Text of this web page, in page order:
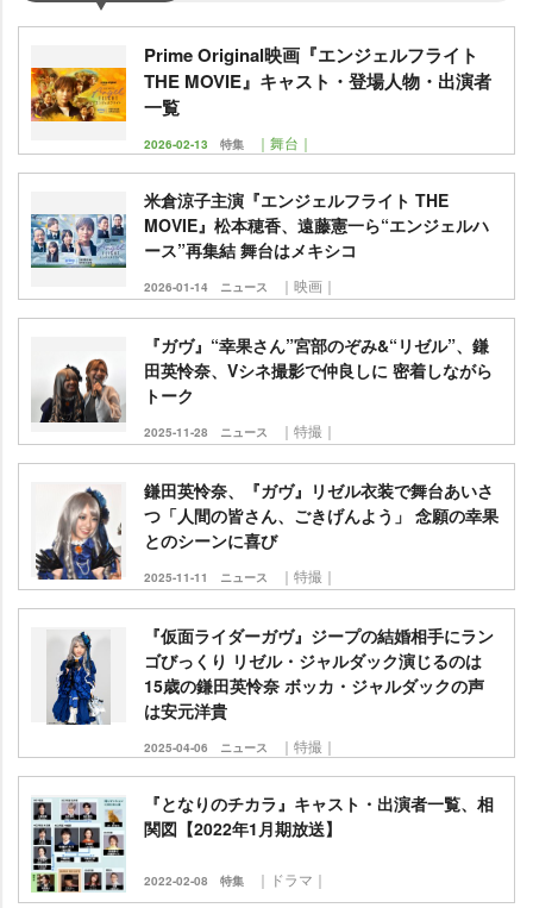
Prime Original映画『エンジェルフライト
THE MOVIE』キャスト・登場人物・出演者
一覧
2026-02-13 特集 ｜舞台｜
米倉涼子主演『エンジェルフライト THE
MOVIE』松本穂香、遠藤憲一ら“エンジェルハ
ース”再集結 舞台はメキシコ
2026-01-14 ニュース ｜映画｜
『ガヴ』“幸果さん”宮部のぞみ&“リゼル”、鎌
田英怜奈、Vシネ撮影で仲良しに 密着しながら
トーク
2025-11-28 ニュース ｜特撮｜
鎌田英怜奈、『ガヴ』リゼル衣装で舞台あいさ
つ「人間の皆さん、ごきげんよう」 念願の幸果
とのシーンに喜び
2025-11-11 ニュース ｜特撮｜
『仮面ライダーガヴ』ジープの結婚相手にラン
ゴびっくり リゼル・ジャルダック演じるのは
15歳の鎌田英怜奈 ボッカ・ジャルダックの声
は安元洋貴
2025-04-06 ニュース ｜特撮｜
『となりのチカラ』キャスト・出演者一覧、相
関図【2022年1月期放送】
2022-02-08 特集 ｜ドラマ｜